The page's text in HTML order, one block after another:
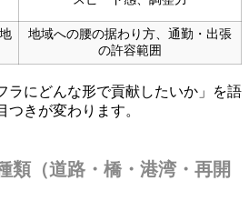
地域への腰の据わり方、通勤・出張
の許容範囲
ラにどんな形で貢献したいか」を語
きが変わります。
類（道路・橋・港湾・再開